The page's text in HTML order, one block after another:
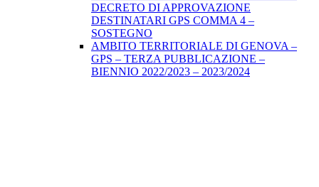
DECRETO DI APPROVAZIONE
DESTINATARI GPS COMMA 4 –
SOSTEGNO
AMBITO TERRITORIALE DI GENOVA –
GPS – TERZA PUBBLICAZIONE –
BIENNIO 2022/2023 – 2023/2024